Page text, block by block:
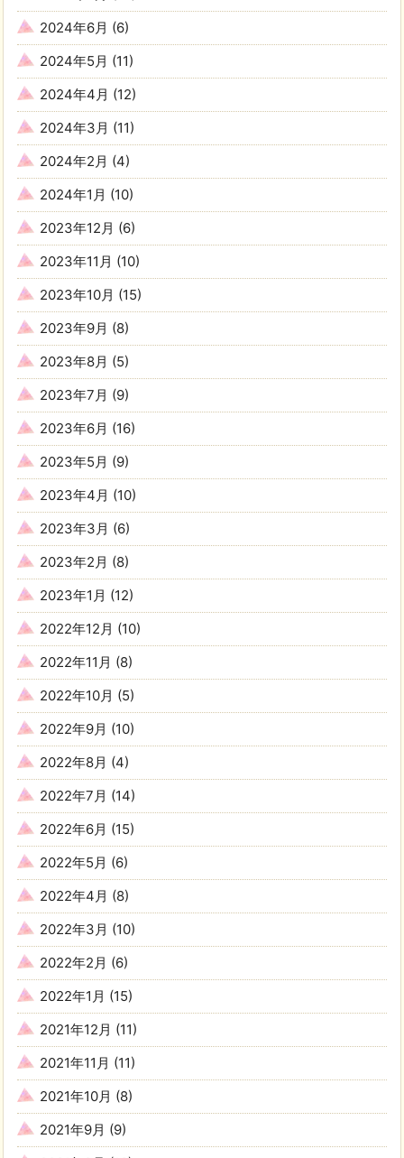
2024年6月 (6)
2024年5月 (11)
2024年4月 (12)
2024年3月 (11)
2024年2月 (4)
2024年1月 (10)
2023年12月 (6)
2023年11月 (10)
2023年10月 (15)
2023年9月 (8)
2023年8月 (5)
2023年7月 (9)
2023年6月 (16)
2023年5月 (9)
2023年4月 (10)
2023年3月 (6)
2023年2月 (8)
2023年1月 (12)
2022年12月 (10)
2022年11月 (8)
2022年10月 (5)
2022年9月 (10)
2022年8月 (4)
2022年7月 (14)
2022年6月 (15)
2022年5月 (6)
2022年4月 (8)
2022年3月 (10)
2022年2月 (6)
2022年1月 (15)
2021年12月 (11)
2021年11月 (11)
2021年10月 (8)
2021年9月 (9)